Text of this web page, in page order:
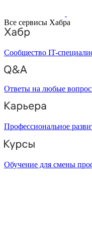
Все сервисы Хабра
Сообщество IT-
Ответы на любые
Профессиональное
Обучение для смены